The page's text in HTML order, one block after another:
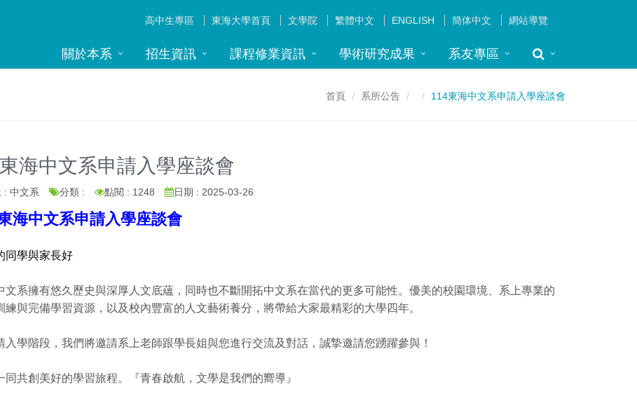
高中生專區 東海大學首頁 文學院 繁體中文 ENGLISH 簡体中文 網站導覽
關於本系 招生資訊 課程修業資訊 學術研究成果 系友專區
首頁 系所公告 114東海中文系申請入學座談會
海中文系申請入學座談會
: 中文系 分類 : 點閱 : 1248 日期 : 2025-03-26
海中文系申請入學座談會
同學與家長好
文系擁有悠久歷史與深厚人文底蘊，同時也不斷開拓中文系在當代的更多可能性。優美的校園環境、系上專業的
練與完備學習資源，以及校內豐富的人文藝術養分，將帶給大家最精彩的大學四年。
入學階段，我們將邀請系上老師跟學長姐與您進行交流及對話，誠摯邀請您踴躍參與！
同共創美好的學習旅程。『青春啟航，文學是我們的嚮導』